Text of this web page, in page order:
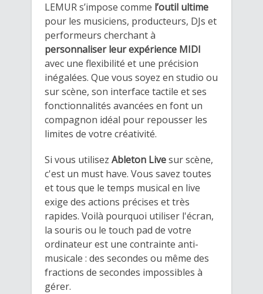
LEMUR s’impose comme l’outil ultime
pour les musiciens, producteurs, DJs et
performeurs cherchant à
personnaliser leur expérience MIDI
avec une flexibilité et une précision
inégalées. Que vous soyez en studio ou
sur scène, son interface tactile et ses
fonctionnalités avancées en font un
compagnon idéal pour repousser les
limites de votre créativité.
Si vous utilisez Ableton Livesur scène,
c'est un must have. Vous savez toutes
et tous que le temps musical en live
exige des actions précises et très
rapides. Voilà pourquoi utiliser l'écran,
la souris ou le touch pad de votre
ordinateur est une contrainte anti-
musicale : des secondes ou même des
fractions de secondes impossibles à
gérer.